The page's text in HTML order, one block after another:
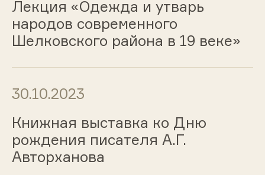
Лекция «Одежда и утварь
народов современного
Шелковского района в 19 веке»
30.10.2023
Книжная выставка ко Дню
рождения писателя А.Г.
Авторханова